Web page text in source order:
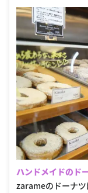
ハンドメイドのド
zarameのドーナ